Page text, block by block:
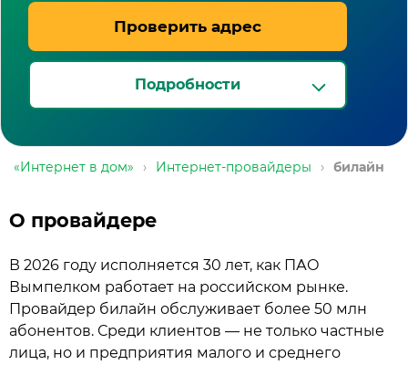
Проверить адрес
Подробности
«Интернет в дом» › Интернет-провайдеры › билайн
О провайдере
В 2026 году исполняется 30 лет, как ПАО
Вымпелком работает на российском рынке.
Провайдер билайн обслуживает более 50 млн
абонентов. Среди клиентов — не только частные
лица, но и предприятия малого и среднего